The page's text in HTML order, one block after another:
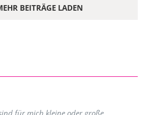
BEITRÄGE LADEN
für mich kleine oder große